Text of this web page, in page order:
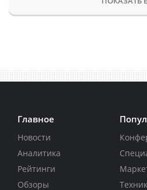
Главное
Новости
Аналитика
Рейтинги
Обзоры